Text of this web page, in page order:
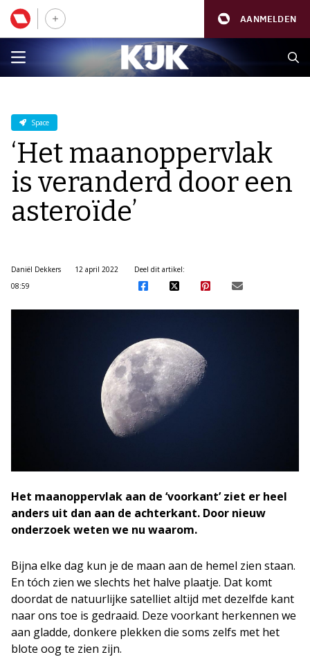
AANMELDEN
Space
‘Het maanoppervlak
is veranderd door een
asteroïde’
Daniël Dekkers
12 april 2022
08:59
Deel dit artikel:
Het maanoppervlak aan de ‘voorkant’ ziet er heel
anders uit dan aan de achterkant. Door nieuw
onderzoek weten we nu waarom.
Bijna elke dag kun je de maan aan de hemel zien staan.
En tóch zien we slechts het halve plaatje. Dat komt
doordat de natuurlijke satelliet altijd met dezelfde kant
naar ons toe is gedraaid. Deze voorkant herkennen we
aan gladde, donkere plekken die soms zelfs met het
blote oog te zien zijn.